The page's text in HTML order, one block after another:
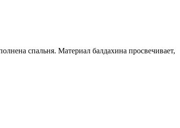
спальня. Материал балдахина просвечивает,